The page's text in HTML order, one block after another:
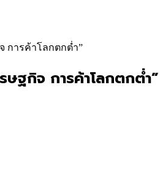
การค้าโลกตกต่ำ”
ฐกิจ การค้าโลกตกต่ำ”